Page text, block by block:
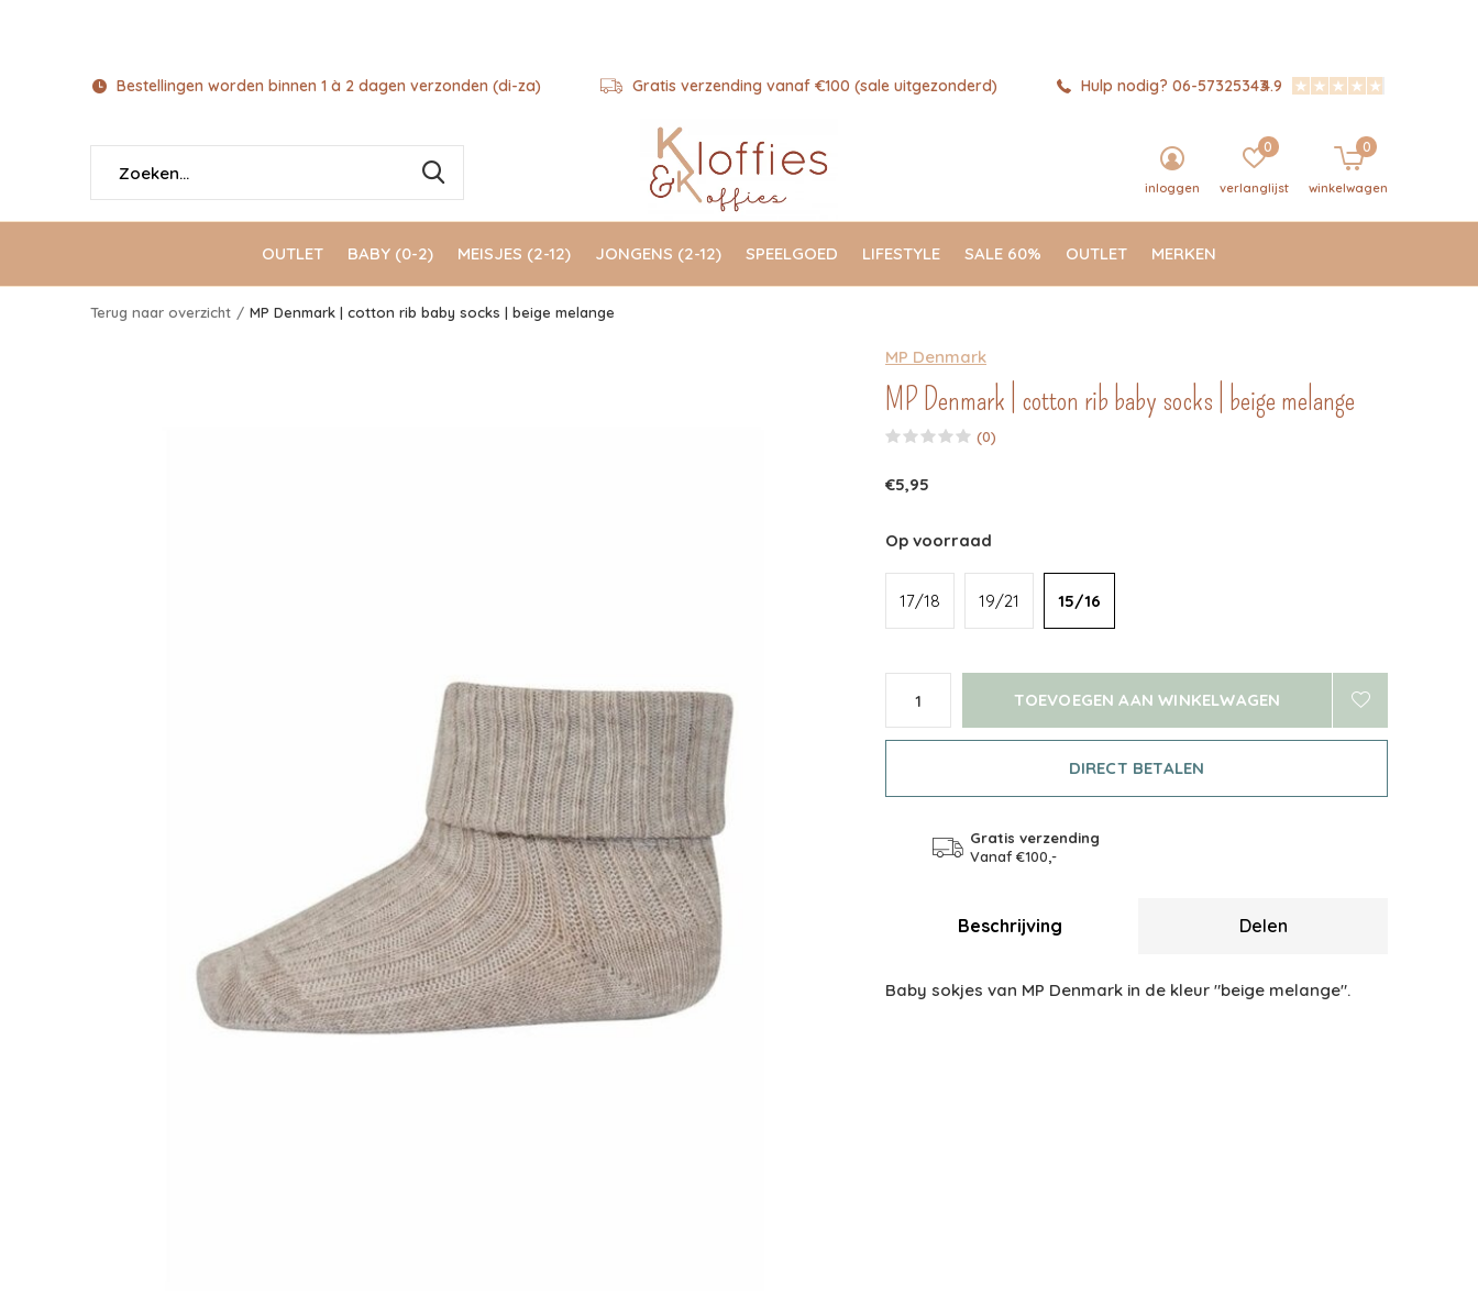
OUTLET BABY (0-2) MEISJES (2-12) JONGENS (2-12) SPEELGOED LIFESTYLE SALE 60% OUTLET MERKEN
inloggen verlanglijst
0
winkelwagen
0
Bestellingen worden binnen 1 à 2 dagen verzonden (di-za) Gratis verzending vanaf €100 (sale uitgezonderd) Hulp nodig? 06-573253434.9
Terug naar overzicht MP Denmark | cotton rib baby socks | beige melange
MP Denmark
MP Denmark | cotton rib baby socks | beige melange
(0)
€5,95
Op voorraad
17/18 19/21 15/16
TOEVOEGEN AAN WINKELWAGEN
DIRECT BETALEN
Gratis verzending
Vanaf €100,-
Beschrijving Delen
Baby sokjes van MP Denmark in de kleur "beige melange".